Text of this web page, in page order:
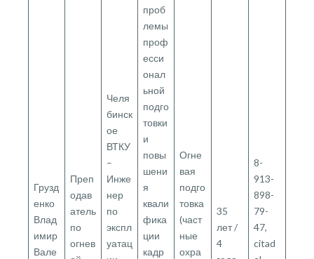
Грузд
енко
Влад
имир
Вале
Преп
одав
атель
по
огнев
Челя
бинск
ое
ВТКУ
–
Инже
нер
по
экспл
уатац
проб
лемы
проф
есси
онал
ьной
подго
товки
и
повы
шени
я
квали
фика
ции
кадр
Огне
вая
подго
товка
(част
ные
охра
35
лет /
4
8-
913-
898-
79-
47,
citad